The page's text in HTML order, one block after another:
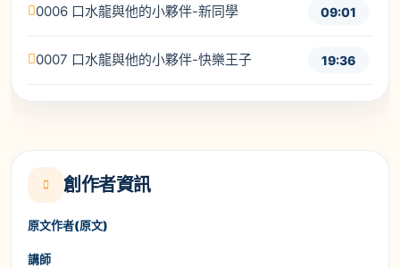
0006 口水龍與他的小夥伴-新同學 09:01
0007 口水龍與他的小夥伴-快樂王子 19:36
創作者資訊
原文作者(原文)
講師